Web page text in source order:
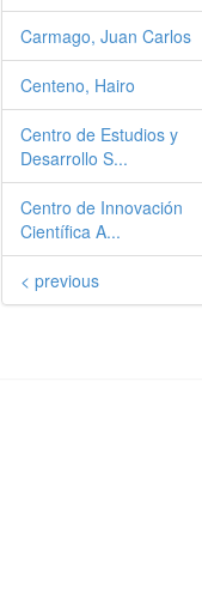
Carmago, Juan Carlos
Centeno, Hairo
Centro de Estudios y
Desarrollo S...
Centro de Innovación
Científica A...
< previous